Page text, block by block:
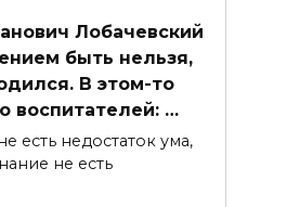
Лобачевский
быть нельзя,
В этом-то
воспитателей: …
есть недостаток ума,
не есть